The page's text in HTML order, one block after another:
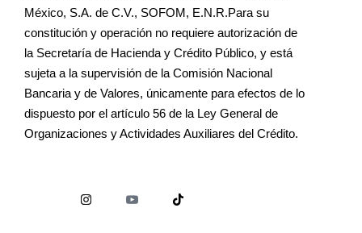
México, S.A. de C.V., SOFOM, E.N.R.Para su
constitución y operación no requiere autorización de
la Secretaría de Hacienda y Crédito Público, y está
sujeta a la supervisión de la Comisión Nacional
Bancaria y de Valores, únicamente para efectos de lo
dispuesto por el artículo 56 de la Ley General de
Organizaciones y Actividades Auxiliares del Crédito.